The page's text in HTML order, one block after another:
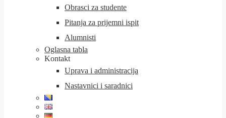
Obrasci za studente
Pitanja za prijemni ispit
Alumnisti
Oglasna tabla
Kontakt
Uprava i administracija
Nastavnici i saradnici